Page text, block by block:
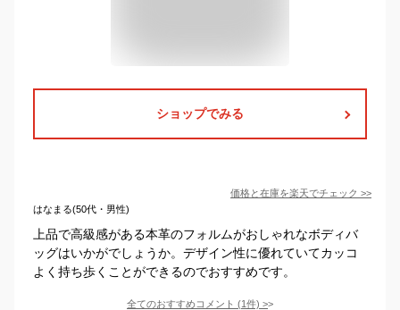
ショップでみる
価格と在庫を楽天でチェック >>
はなまる(50代・男性)
上品で高級感がある本革のフォルムがおしゃれなボディバ
ッグはいかがでしょうか。デザイン性に優れていてカッコ
よく持ち歩くことができるのでおすすめです。
全てのおすすめコメント (1件) >